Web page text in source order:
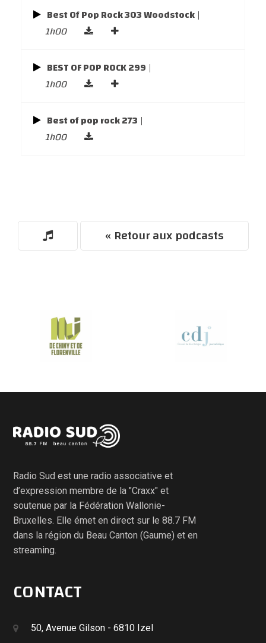
Best Of Pop Rock 303 Woodstock |
1h00
BEST OF POP ROCK 299 |
1h00
Best of pop rock 273 |
1h00
« Retour aux podcasts
Radio Sud est une radio associative et
d’expression membre de la "Craxx" et
soutenue par la Fédération Wallonie-
Bruxelles. Elle émet en direct sur le 88.7 FM
dans la région du Beau Canton (Gaume) et en
streaming.
CONTACT
50, Avenue Gilson - 6810 Izel